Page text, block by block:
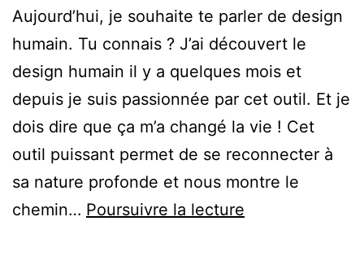
Aujourd’hui, je souhaite te parler de design
humain. Tu connais ? J’ai découvert le
design humain il y a quelques mois et
depuis je suis passionnée par cet outil. Et je
dois dire que ça m’a changé la vie ! Cet
outil puissant permet de se reconnecter à
sa nature profonde et nous montre le
chemin… Poursuivre la lecture